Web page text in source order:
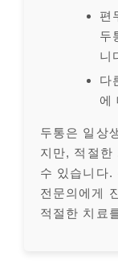
편
두
니
다
에
두통은 일상
지만, 적절한
수 있습니다.
전문의에게
적절한 치료